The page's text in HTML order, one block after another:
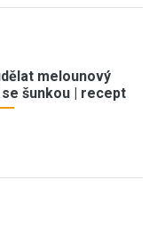
melounový
šunkou | recept